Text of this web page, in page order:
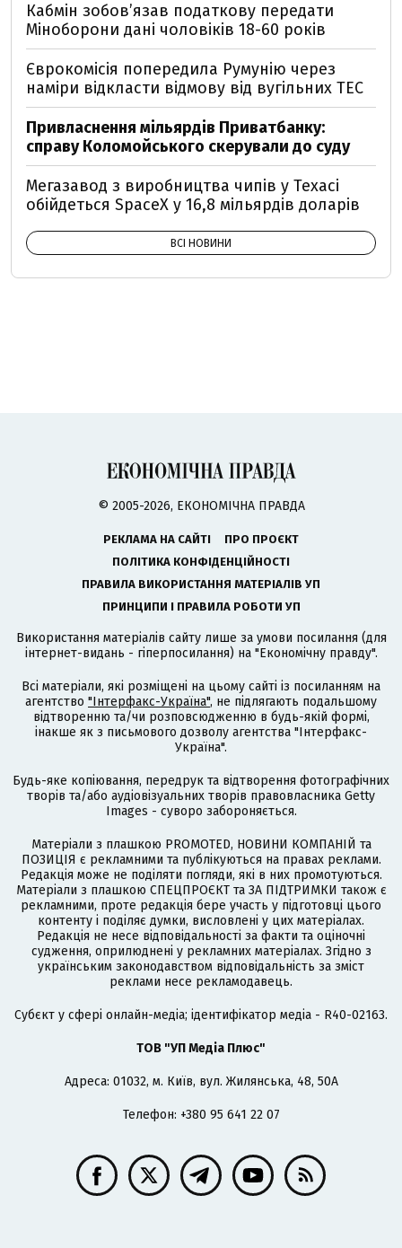
Кабмін зобовʼязав податкову передати
Міноборони дані чоловіків 18-60 років
Єврокомісія попередила Румунію через
наміри відкласти відмову від вугільних ТЕС
Привласнення мільярдів Приватбанку:
справу Коломойського скерували до суду
Мегазавод з виробництва чипів у Техасі
обійдеться SpaceX у 16,8 мільярдів доларів
ВСІ НОВИНИ
© 2005-2026, ЕКОНОМІЧНА ПРАВДА
РЕКЛАМА НА САЙТІ
ПРО ПРОЄКТ
ПОЛІТИКА КОНФІДЕНЦІЙНОСТІ
ПРАВИЛА ВИКОРИСТАННЯ МАТЕРІАЛІВ УП
ПРИНЦИПИ І ПРАВИЛА РОБОТИ УП
Використання матеріалів сайту лише за умови посилання (для
інтернет-видань - гіперпосилання) на "Економічну правду".
Всі матеріали, які розміщені на цьому сайті із посиланням на
агентство "Інтерфакс-Україна", не підлягають подальшому
відтворенню та/чи розповсюдженню в будь-якій формі,
інакше як з письмового дозволу агентства "Інтерфакс-
Україна".
Будь-яке копіювання, передрук та відтворення фотографічних
творів та/або аудіовізуальних творів правовласника Getty
Images - суворо забороняється.
Матеріали з плашкою PROMOTED, НОВИНИ КОМПАНІЙ та
ПОЗИЦІЯ є рекламними та публікуються на правах реклами.
Редакція може не поділяти погляди, які в них промотуються.
Матеріали з плашкою СПЕЦПРОЄКТ та ЗА ПІДТРИМКИ також є
рекламними, проте редакція бере участь у підготовці цього
контенту і поділяє думки, висловлені у цих матеріалах.
Редакція не несе відповідальності за факти та оціночні
судження, оприлюднені у рекламних матеріалах. Згідно з
українським законодавством відповідальність за зміст
реклами несе рекламодавець.
Cубєкт у сфері онлайн-медіа; ідентифікатор медіа - R40-02163.
ТОВ "УП Медіа Плюс"
Адреса: 01032, м. Київ, вул. Жилянська, 48, 50А
Телефон: +380 95 641 22 07